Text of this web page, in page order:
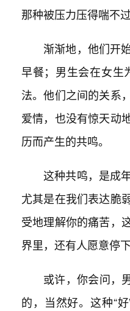
那种被压力压得喘不
渐渐地，他们开
早餐；男生会在女生
法。他们之间的关系
爱情，也没有惊天动
历而产生的共鸣。
这种共鸣，是成
尤其是在我们表达脆
受地理解你的痛苦，
界里，还有人愿意停
或许，你会问，
的，当然好。这种“